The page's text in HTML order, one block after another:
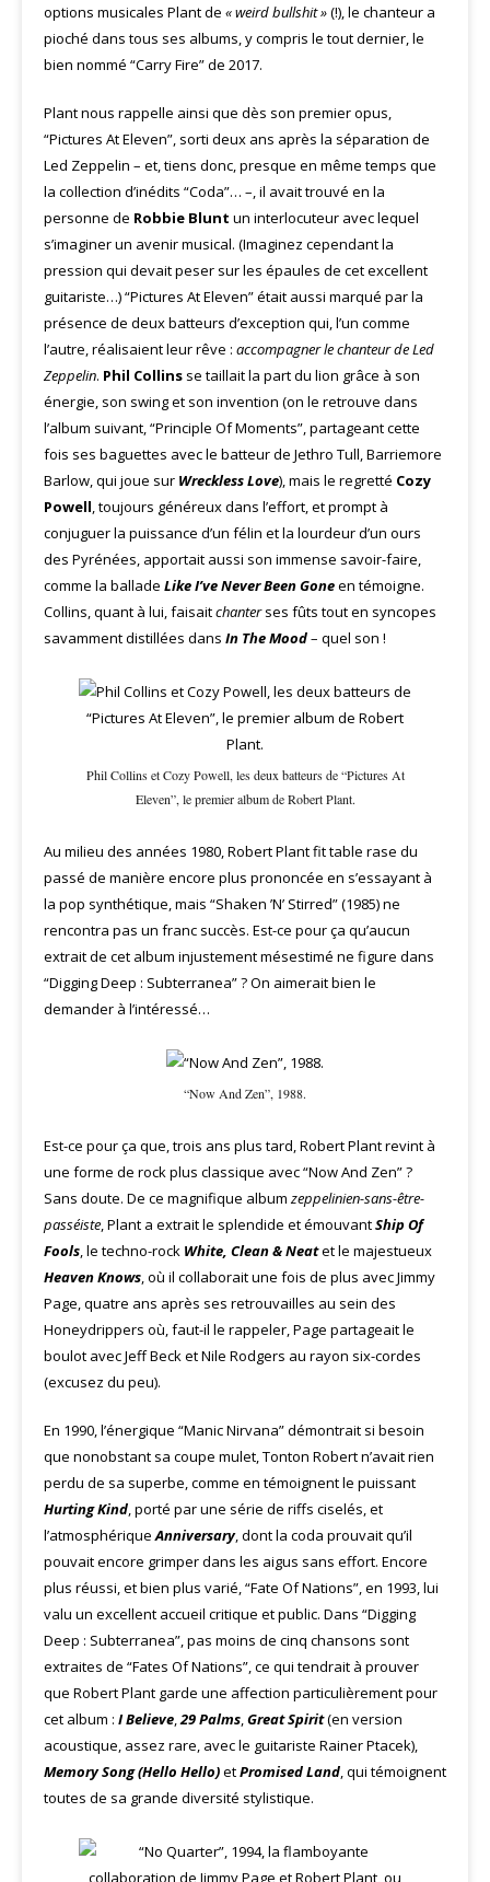
options musicales Plant de « weird bullshit »(!), le chanteur a
pioché dans tous ses albums, y compris le tout dernier, le
bien nommé “Carry Fire” de 2017.
Plant nous rappelle ainsi que dès son premier opus,
“Pictures At Eleven”, sorti deux ans après la séparation de
Led Zeppelin – et, tiens donc, presque en même temps que
la collection d’inédits “Coda”… –, il avait trouvé en la
personne de Robbie Blunt un interlocuteur avec lequel
s’imaginer un avenir musical. (Imaginez cependant la
pression qui devait peser sur les épaules de cet excellent
guitariste…) “Pictures At Eleven” était aussi marqué par la
présence de deux batteurs d’exception qui, l’un comme
l’autre, réalisaient leur rêve : accompagner le chanteur de Led
Zeppelin. Phil Collins se taillait la part du lion grâce à son
énergie, son swing et son invention (on le retrouve dans
l’album suivant, “Principle Of Moments”, partageant cette
fois ses baguettes avec le batteur de Jethro Tull, Barriemore
Barlow, qui joue sur Wreckless Love), mais le regretté Cozy
Powell, toujours généreux dans l’effort, et prompt à
conjuguer la puissance d’un félin et la lourdeur d’un ours
des Pyrénées, apportait aussi son immense savoir-faire,
comme la ballade Like I’ve Never Been Goneen témoigne.
Collins, quant à lui, faisaitchanterses fûts tout en syncopes
savamment distillées dans In The Mood– quel son !
Phil Collins et Cozy Powell, les deux batteurs de “Pictures At
Eleven”, le premier album de Robert Plant.
Au milieu des années 1980, Robert Plant fit table rase du
passé de manière encore plus prononcée en s’essayant à
la pop synthétique, mais “Shaken ’N’ Stirred” (1985) ne
rencontra pas un franc succès. Est-ce pour ça qu’aucun
extrait de cet album injustement mésestimé ne figure dans
“Digging Deep : Subterranea” ? On aimerait bien le
demander à l’intéressé…
“Now And Zen”, 1988.
Est-ce pour ça que, trois ans plus tard, Robert Plant revint à
une forme de rock plus classique avec “Now And Zen” ?
Sans doute. De ce magnifique album zeppelinien-sans-être-
passéiste, Plant a extrait le splendide et émouvantShip Of
Fools, le techno-rock White, Clean & Neatet le majestueux
Heaven Knows, où il collaborait une fois de plus avec Jimmy
Page, quatre ans après ses retrouvailles au sein des
Honeydrippers où, faut-il le rappeler, Page partageait le
boulot avec Jeff Beck et Nile Rodgers au rayon six-cordes
(excusez du peu).
En 1990, l’énergique “Manic Nirvana” démontrait si besoin
que nonobstant sa coupe mulet, Tonton Robert n’avait rien
perdu de sa superbe, comme en témoignent le puissant
Hurting Kind, porté par une série de riffs ciselés, et
l’atmosphériqueAnniversary, dont la coda prouvait qu’il
pouvait encore grimper dans les aigus sans effort. Encore
plus réussi, et bien plus varié, “Fate Of Nations”, en 1993, lui
valu un excellent accueil critique et public. Dans “Digging
Deep : Subterranea”, pas moins de cinq chansons sont
extraites de “Fates Of Nations”, ce qui tendrait à prouver
que Robert Plant garde une affection particulièrement pour
cet album : I Believe,29 Palms,Great Spirit(en version
acoustique, assez rare, avec le guitariste Rainer Ptacek),
Memory Song (Hello Hello)etPromised Land, qui témoignent
toutes de sa grande diversité stylistique.